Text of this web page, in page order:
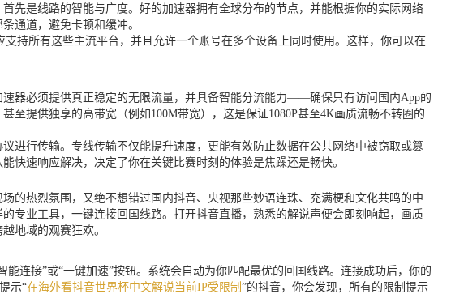
先是线路的智能与广度。好的加速器拥有全球分布的节点，并能根据你的实际网络
通道，避免卡顿和缓冲。
持所有这些主流平台，并且允许一个账号在多个设备上同时使用。这样，你可以在
器必须提供真正稳定的无限流量，并具备智能分流能力——确保只有访问国内App的
提供独享的高带宽（例如100M带宽），这是保证1080P甚至4K画质流畅不转圈的
进行传输。专线传输不仅能提升速度，更能有效防止数据在公共网络中被窃取或篡
快速响应解决，决定了你在关键比赛时刻的体验是焦躁还是畅快。
的热烈氛围，又绝不想错过国内抖音、央视那些妙语连珠、充满梗和文化共鸣的中
的专业工具，一键连接回国线路。打开抖音直播，熟悉的解说声便会即刻响起，画质
地域的观赛狂欢。
连接”或“一键加速”按钮。系统会自动为你匹配最优的回国线路。连接成功后，你的
示“在海外看抖音世界杯中文解说当前IP受限制 ”的抖音，你会发现，所有的限制提示